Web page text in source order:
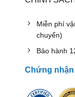
Miễn phí
chuyển)
Bảo hành
Chứng nhận